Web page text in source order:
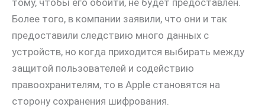
Более того, в компании заявили, что они и так
предоставили следствию много данных с
устройств, но когда приходится выбирать между
защитой пользователей и содействию
правоохранителям, то в Apple становятся на
сторону сохранения шифрования.